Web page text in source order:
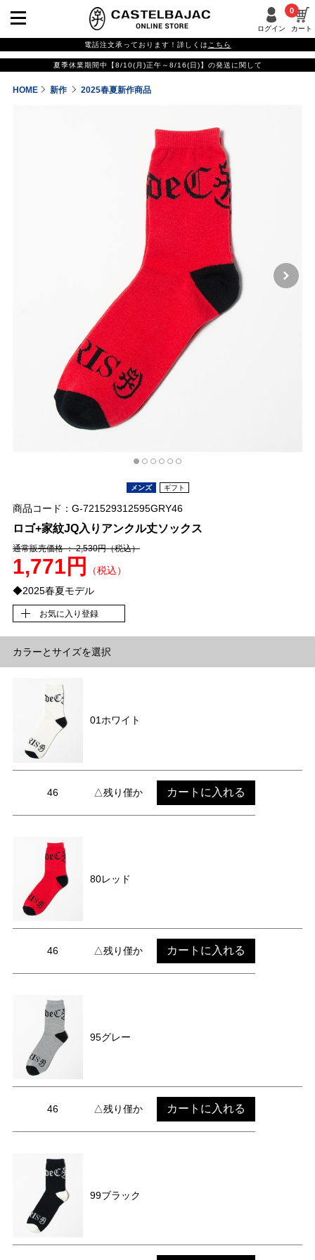
ログイン カート
0
電話注文承っております！詳しくは こちら
夏季休業期間中【8/10(月)正午～8/16(日)】の発送に関して
HOME 新作 2025春夏新作商品
メンズ ギフト
商品コード：G-721529312595GRY46
ロゴ+家紋JQ入りアンクル丈ソックス
通常販売価格 ： 2,530円（税込）
1,771円
（税込）
◆2025春夏モデル
お気に入り登録
カラーとサイズを選択
01ホワイト
46 △残り僅か カートに入れる
80レッド
46 △残り僅か カートに入れる
95グレー
46 △残り僅か カートに入れる
99ブラック